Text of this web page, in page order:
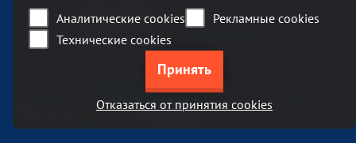
Наш офис
Москва, Ленинский проспект, 119А
Бизнес-центр «Ленинский 119А»
метро Тропарево
Информация на сайте generator-tss.com не является публичной
Аналитические cookies
Рекламные cookies
Технические cookies
Отказаться от принятия cookies